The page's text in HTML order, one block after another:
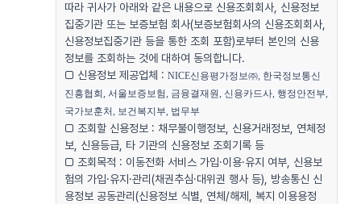
따라 귀사가 아래와 같은 내용으로 신용조회회사, 신용정보
집중기관 또는 보증보험 회사(보증보험회사의 신용조회회사,
신용정보집중기관 등을 통한 조회 포함)로부터 본인의 신용
정보를 조회하는 것에 대하여 동의합니다.
□ 신용정보 제공업체 :NICE신용평가정보㈜, 한국정보통신
진흥협회, 서울보증보험, 금융결재원, 신용카드사, 행정안전부,
국가보훈처, 보건복지부, 법무부
□ 조회할 신용정보 : 채무불이행정보, 신용거래정보, 연체정
보, 신용등급, 타 기관의 신용정보 조회기록 등
□ 조회목적 : 이동전화 서비스 가입·이용·유지 여부, 신용보
험의 가입·유지·관리(채권추심·대위권 행사 등), 방송통신 신
용정보 공동관리(신용정보 식별, 연체/해제, 복지 이용용정